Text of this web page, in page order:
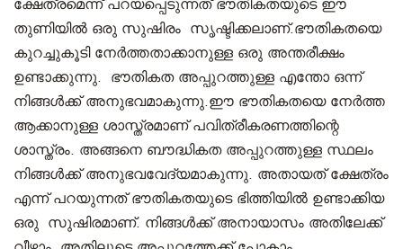
ക്ഷേത്രമെന്ന് പറയപ്പെടുന്നത് ഭൗതികതയുടെ ഈ
തുണിയിൽ ഒരു സുഷിരം സൃഷ്ടിക്കലാണ്.ഭൗതികതയെ
കുറച്ചുകൂടി നേർത്തതാക്കാനുള്ള ഒരു അന്തരീക്ഷം
ഉണ്ടാക്കുന്നു. ഭൗതികത അപ്പുറത്തുള്ള എന്തോ ഒന്ന്
നിങ്ങൾക്ക് അനുഭവമാകുന്നു.ഈ ഭൗതികതയെ നേർത്ത
ആക്കാനുള്ള ശാസ്ത്രമാണ് പവിത്രീകരണത്തിന്റെ
ശാസ്ത്രം. അങ്ങനെ ബൗദ്ധികത അപ്പുറത്തുള്ള സ്ഥലം
നിങ്ങൾക്ക് അനുഭവവേദ്യമാകുന്നു. അതായത് ക്ഷേത്രം
എന്ന് പറയുന്നത് ഭൗതികതയുടെ ഭിത്തിയിൽ ഉണ്ടാക്കിയ
ഒരു സുഷിരമാണ്. നിങ്ങൾക്ക് അനായാസം അതിലേക്ക്